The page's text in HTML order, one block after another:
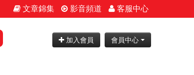
文章錦集 影音頻道 客服中心
加入會員 會員中心